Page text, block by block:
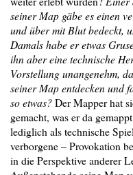
seiner Map gäbe es einen
und über mit Blut bedeckt,
Damals habe er etwas
ihn aber eine technische
Vorstellung unangenehm,
seiner Map entdecken und
so etwas?Der Mapper hat
gemacht, was er da
lediglich als technische
verborgene – Provokation
in die Perspektive anderer